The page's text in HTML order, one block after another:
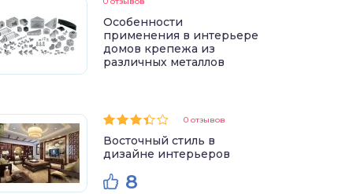
Особенности
применения в интерьере
домов крепежа из
различных металлов
0 отзывов
Восточный стиль в
дизайне интерьеров
8